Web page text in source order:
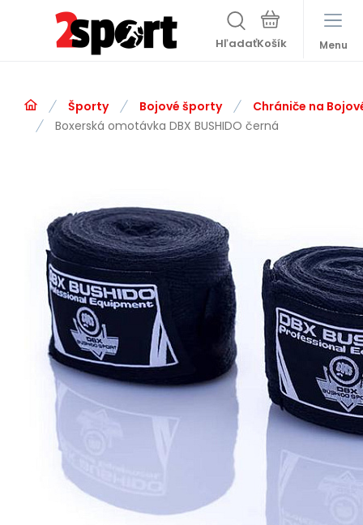
Hľadať Menu
Športy Bojové športy
Chrániče na
Boxerská omotávka DBX BUSHIDO černá